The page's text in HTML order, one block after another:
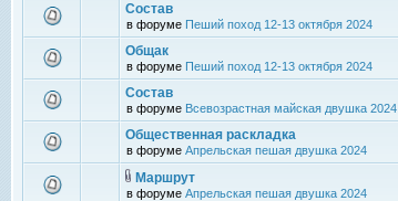
Состав
в форуме Пеший поход 12-13 октября 2024
Общак
в форуме Пеший поход 12-13 октября 2024
Состав
в форуме Всевозрастная майская двушка 2024
Общественная раскладка
в форуме Апрельская пешая двушка 2024
Маршрут
в форуме Апрельская пешая двушка 2024